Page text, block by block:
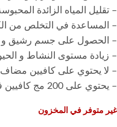
غير متوفر في المخزون